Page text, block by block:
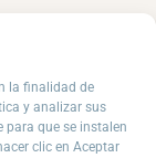
la finalidad de
y analizar sus
para que se instalen
clic en Aceptar